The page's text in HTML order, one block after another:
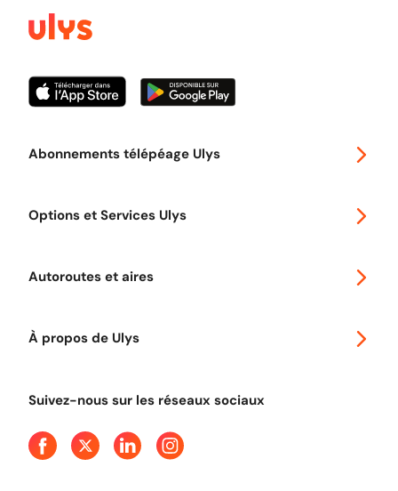
Abonnements télépéage Ulys
Options et Services Ulys
Autoroutes et aires
À propos de Ulys
Suivez-nous sur les réseaux sociaux